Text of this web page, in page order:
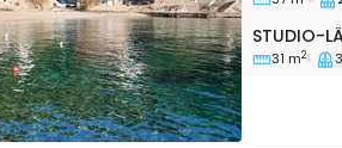
Next
Studio-
STUDIO-
31 m2